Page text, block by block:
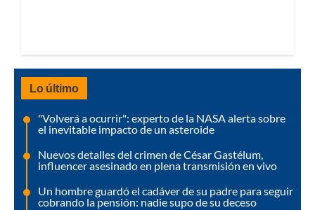
Lo último
"Volverá a ocurrir": experto de la NASA alerta sobre
el inevitable impacto de un asteroide
Nuevos detalles del crimen de César Gastélum,
influencer asesinado en plena transmisión en vivo
Un hombre guardó el cadáver de su padre para seguir
cobrando la pensión: nadie supo de su deceso